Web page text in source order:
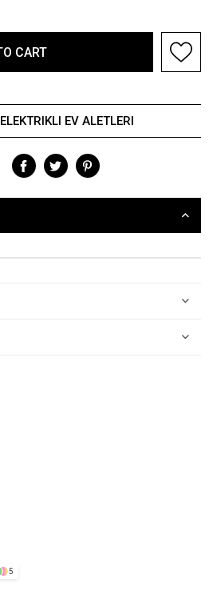
ELEKTRIKLI EV ALETLERI
5